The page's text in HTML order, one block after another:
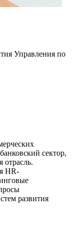
Управления по
сектор,
отрасль.
HR-
развития